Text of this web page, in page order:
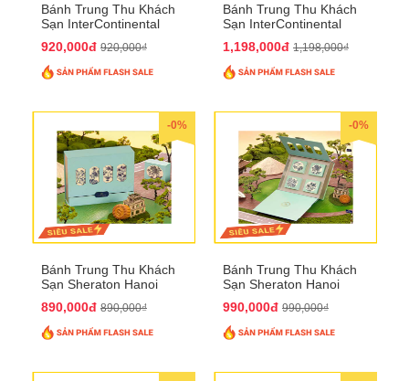
Bánh Trung Thu Khách
Sạn InterContinental
QTTT26
920,000đ 920,000₫
Bánh Trung Thu Khách
Sạn InterContinental
QTTT27
1,198,000đ 1,198,000₫
-0%
Bánh Trung Thu Khách
Sạn Sheraton Hanoi
890,000đ 890,000₫
-0%
Bánh Trung Thu Khách
Sạn Sheraton Hanoi
990,000đ 990,000₫